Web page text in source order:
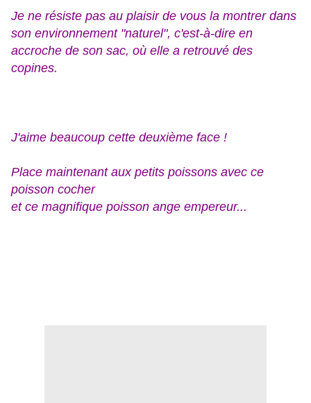
Je ne résiste pas au plaisir de vous la montrer dans
son environnement "naturel", c'est-à-dire en
accroche de son sac, où elle a retrouvé des
copines.
J'aime beaucoup cette deuxième face !
Place maintenant aux petits poissons avec ce
poisson cocher
et ce magnifique poisson ange empereur...